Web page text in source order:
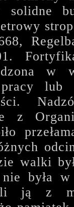
w
lub
z
walki
była
ją z